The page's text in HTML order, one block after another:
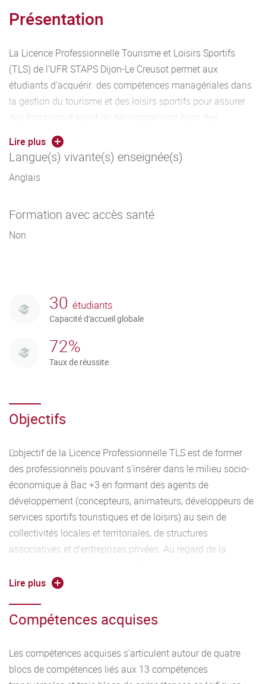
Présentation
La Licence Professionnelle Tourisme et Loisirs Sportifs
(TLS) de l’UFR STAPS Dijon-Le Creusot permet aux
étudiants d’acquérir des compétences managériales dans
la gestion du tourisme et des loisirs sportifs pour assurer
des fonctions d’agent de développement dans des
institutions publiques ou privées.
Cette licence peut être acquise en formation initiale ou en
alternance.
Lire plus
Langue(s) vivante(s) enseignée(s)
Anglais
Formation avec accès santé
Non
30 étudiants
Capacité d'accueil globale
72%
Taux de réussite
Objectifs
L’objectif de la Licence Professionnelle TLS est de former
des professionnels pouvant s’insérer dans le milieu socio-
économique à Bac +3 en formant des agents de
développement (concepteurs, animateurs, développeurs de
services sportifs touristiques et de loisirs) au sein de
collectivités locales et territoriales, de structures
associatives et d’entreprises privées. Au regard de la
Professionnelle TLS est plus particulièrement axée sur les
notion de développement durable occupe une place
prépondérante dans cette formation et invite les étudiants à
conceptions de projets.
Lire plus
Compétences acquises
Les compétences acquises s’articulent autour de quatre
blocs de compétences liés aux 13 compétences